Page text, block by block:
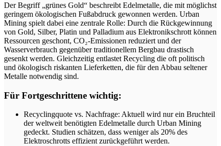
Der Begriff „grünes Gold“ beschreibt Edelmetalle, die mit möglichst
geringem ökologischen Fußabdruck gewonnen werden. Urban
Mining spielt dabei eine zentrale Rolle: Durch die Rückgewinnung
von Gold, Silber, Platin und Palladium aus Elektronikschrott können
Ressourcen geschont, CO₂-Emissionen reduziert und der
Wasserverbrauch gegenüber traditionellem Bergbau drastisch
gesenkt werden. Gleichzeitig entlastet Recycling die oft politisch
und ökologisch riskanten Lieferketten, die für den Abbau seltener
Metalle notwendig sind.
Für Fortgeschrittene wichtig:
Recyclingquote vs. Nachfrage: Aktuell wird nur ein Bruchteil
der weltweit benötigten Edelmetalle durch Urban Mining
gedeckt. Studien schätzen, dass weniger als 20% des
Elektroschrotts effizient zurückgeführt werden.